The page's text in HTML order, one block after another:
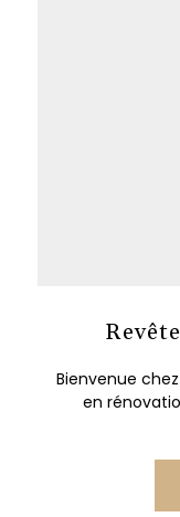
Bienvenue chez
en